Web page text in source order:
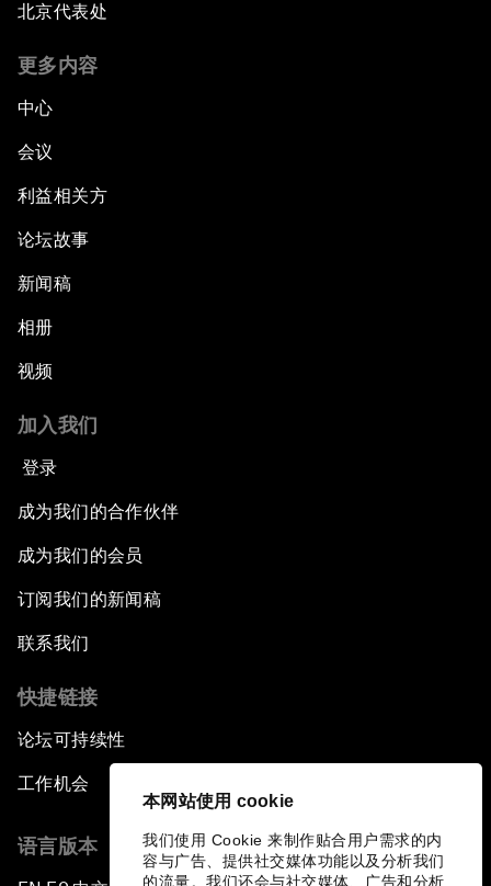
本网站使用 cookie
我们使用 Cookie 来制作贴合用户需求的内
容与广告、提供社交媒体功能以及分析我们
的流量。我们还会与社交媒体、广告和分析
北京代表处
更多内容
中心
会议
利益相关方
论坛故事
新闻稿
相册
视频
加入我们
登录
成为我们的合作伙伴
成为我们的会员
订阅我们的新闻稿
联系我们
快捷链接
论坛可持续性
工作机会
语言版本